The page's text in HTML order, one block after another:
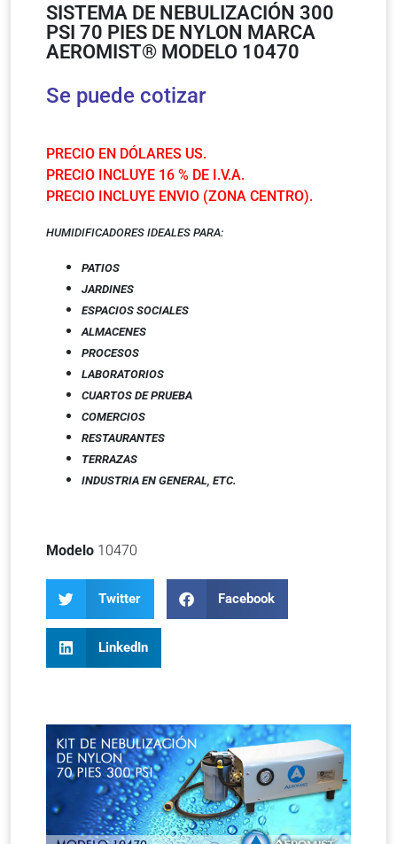
SISTEMA DE NEBULIZACIÓN 300
PSI 70 PIES DE NYLON MARCA
AEROMIST® MODELO 10470
Se puede cotizar
PRECIO EN DÓLARES US.
PRECIO INCLUYE 16 % DE I.V.A.
PRECIO INCLUYE ENVIO (ZONA CENTRO).
HUMIDIFICADORES IDEALES PARA:
PATIOS
JARDINES
ESPACIOS SOCIALES
ALMACENES
PROCESOS
LABORATORIOS
CUARTOS DE PRUEBA
COMERCIOS
RESTAURANTES
TERRAZAS
INDUSTRIA EN GENERAL ETC.
Modelo 10470
Twitter Facebook
LinkedIn